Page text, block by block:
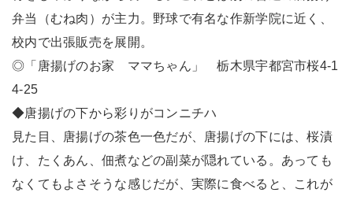
弁当（むね肉）が主力。野球で有名な作新学院に近く、
校内で出張販売を展開。
◎「唐揚げのお家 ママちゃん」 栃木県宇都宮市桜4-1
4-25
◆唐揚げの下から彩りがコンニチハ
見た目、唐揚げの茶色一色だが、唐揚げの下には、桜漬
け、たくあん、佃煮などの副菜が隠れている。あっても
なくてもよさそうな感じだが、実際に食べると、これが